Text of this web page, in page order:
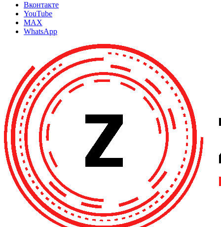
Вконтакте
YouTube
MAX
WhatsApp